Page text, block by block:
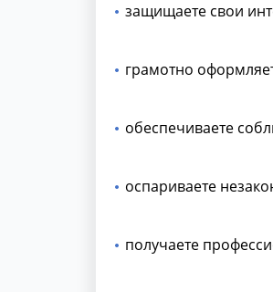
защищаете свои
грамотно
обеспечиваете
оспариваете
получаете